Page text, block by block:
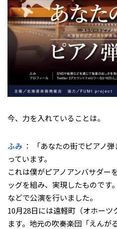
――今、力を入れていることは。
ふみ ： 「あなたの街でピアノ
っています。
これは僕がピアノアンバサダー
ッグを組み、実現したものです
などで公演を行いました。
10月28日には遠軽町（オホー
ます。地元の吹奏楽団「えんが